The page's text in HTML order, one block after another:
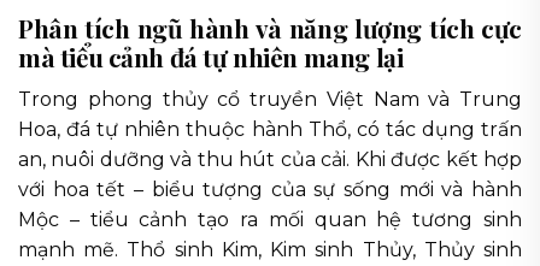
Phân tích ngũ hành và năng lượng tích cực
mà tiểu cảnh đá tự nhiên mang lại
Trong phong thủy cổ truyền Việt Nam và Trung
Hoa, đá tự nhiên thuộc hành Thổ, có tác dụng trấn
an, nuôi dưỡng và thu hút của cải. Khi được kết hợp
với hoa tết – biểu tượng của sự sống mới và hành
Mộc – tiểu cảnh tạo ra mối quan hệ tương sinh
mạnh mẽ. Thổ sinh Kim, Kim sinh Thủy, Thủy sinh